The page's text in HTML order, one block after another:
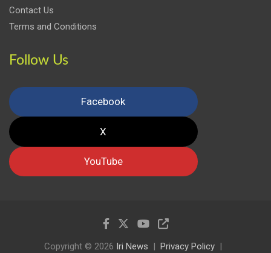
Contact Us
Terms and Conditions
Follow Us
Facebook
X
YouTube
Copyright © 2026 Iri News
Privacy Policy